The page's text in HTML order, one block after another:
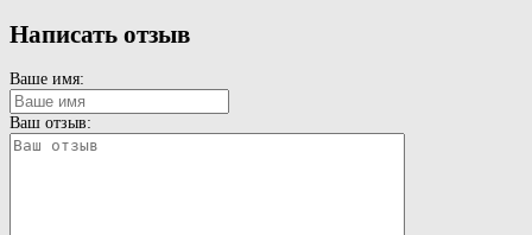
Написать отзыв
Ваше имя:
Ваш отзыв: